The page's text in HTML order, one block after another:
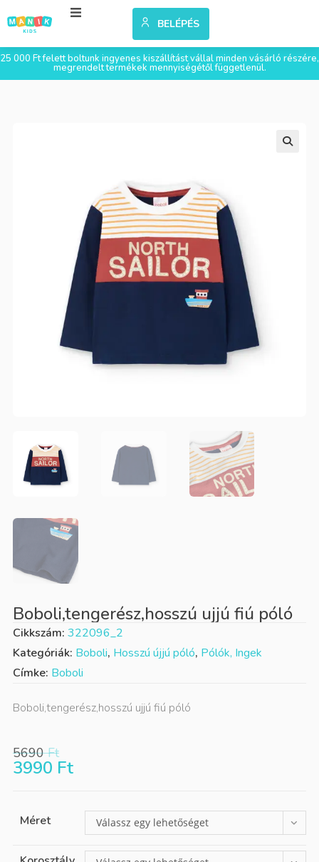
BELÉPÉS
25 000 Ft felett boltunk ingyenes kiszállítást vállal minden vásárló részére,
megrendelt termékek mennyiségétől függetlenül.
Boboli,tengerész,hosszú ujjú fiú póló
Cikkszám: 322096_2
Kategóriák: Boboli, Hosszú újjú póló, Pólók, Ingek
Címke: Boboli
Boboli,tengerész,hosszú ujjú fiú póló
5690Ft
3990 Ft
Méret Válassz egy lehetőséget